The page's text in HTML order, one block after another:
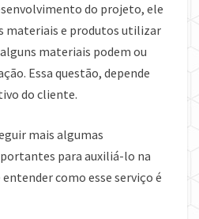
do projeto, ele
materiais e produtos utilizar
materiais podem ou
Essa questão, depende
do cliente.
mais algumas
para auxiliá-lo na
como esse serviço é